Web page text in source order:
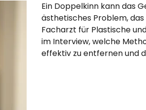
Ein Doppelkinn kann das
ästhetisches Problem,
Facharzt für Plastische
im Interview, welche
effektiv zu entfernen und